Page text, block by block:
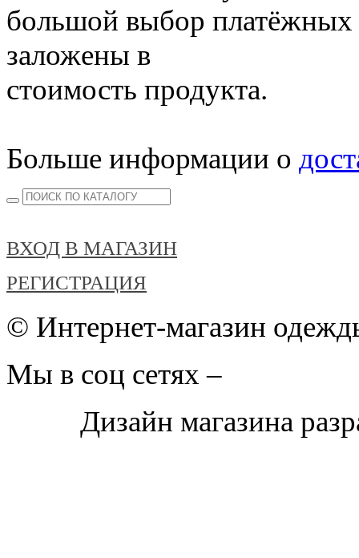
большой выбор
заложены в
стоимость продукта.
Больше информации о
ВХОД В МАГАЗИН
РЕГИСТРАЦИЯ
© Интернет-магазин
Мы в соц сетях –
Дизайн магазина